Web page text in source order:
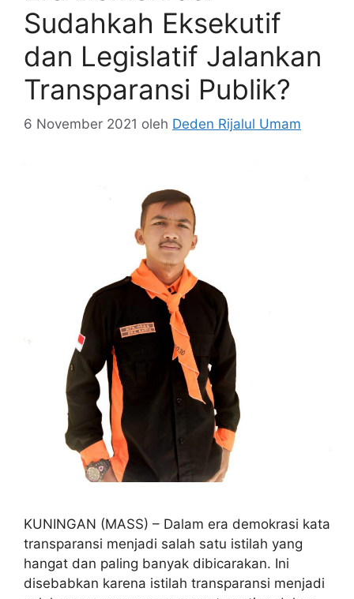
Sudahkah Eksekutif
dan Legislatif Jalankan
Transparansi Publik?
6 November 2021 oleh Deden Rijalul Umam
KUNINGAN (MASS) – Dalam era demokrasi kata
transparansi menjadi salah satu istilah yang
hangat dan paling banyak dibicarakan. Ini
disebabkan karena istilah transparansi menjadi